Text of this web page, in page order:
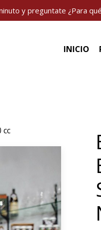
y preguntate ¿Para
INICIO
cc